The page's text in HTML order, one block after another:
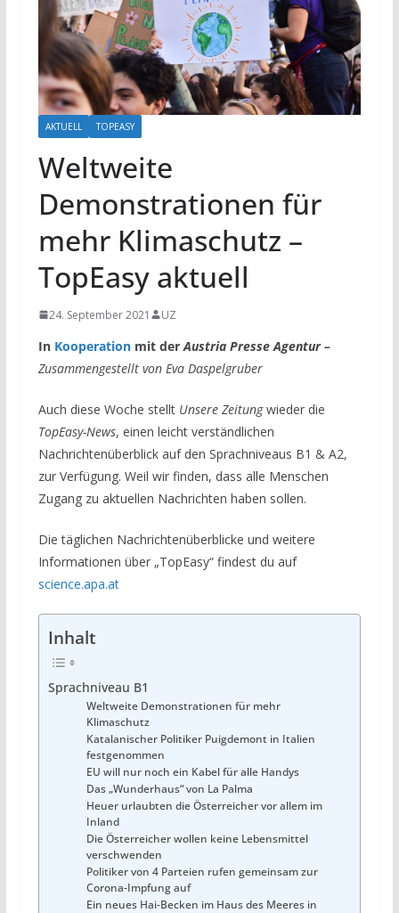
AKTUELL TOPEASY
Weltweite
Demonstrationen für
mehr Klimaschutz –
TopEasy aktuell
24. September 2021 UZ
In Kooperationmit derAustria Presse Agentur –
Zusammengestellt von Eva Daspelgruber
Auch diese Woche stellt Unsere Zeitungwieder die
TopEasy-News, einen leicht verständlichen
Nachrichtenüberblick auf den Sprachniveaus B1 & A2,
zur Verfügung. Weil wir finden, dass alle Menschen
Zugang zu aktuellen Nachrichten haben sollen.
Die täglichen Nachrichtenüberblicke und weitere
Informationen über „TopEasy“ findest du auf
science.apa.at
Inhalt
Sprachniveau B1
Weltweite Demonstrationen für mehr
Klimaschutz
Katalanischer Politiker Puigdemont in Italien
festgenommen
EU will nur noch ein Kabel für alle Handys
Das „Wunderhaus“ von La Palma
Heuer urlaubten die Österreicher vor allem im
Inland
Die Österreicher wollen keine Lebensmittel
verschwenden
Politiker von 4 Parteien rufen gemeinsam zur
Corona-Impfung auf
Ein neues Hai-Becken im Haus des Meeres in